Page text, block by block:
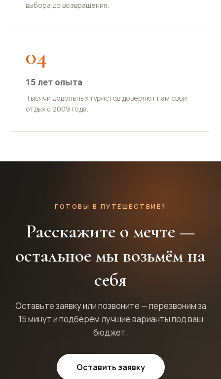
выбора до возвращения.
04
15 лет опыта
Тысячи довольных туристов доверяют нам свой
отдых с 2009 года.
ГОТОВЫ В ПУТЕШЕСТВИЕ?
Расскажите о мечте —
остальное мы возьмём на
себя
Оставьте заявку или позвоните — перезвоним за
15 минут и подберём лучшие варианты под ваш
бюджет.
Оставить заявку